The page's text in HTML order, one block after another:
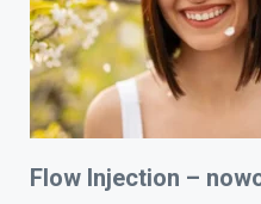
Flow Injection –